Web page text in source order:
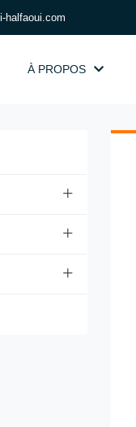
halfaoui.com
À PROPOS
+
+
+